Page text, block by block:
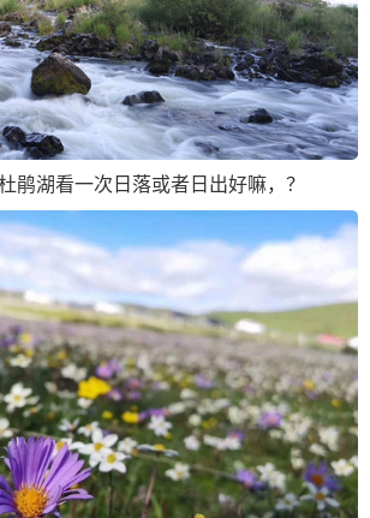
鹃湖看一次日落或者日出好嘛，？